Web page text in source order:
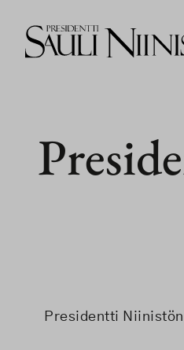
sisältöön
Presidentti